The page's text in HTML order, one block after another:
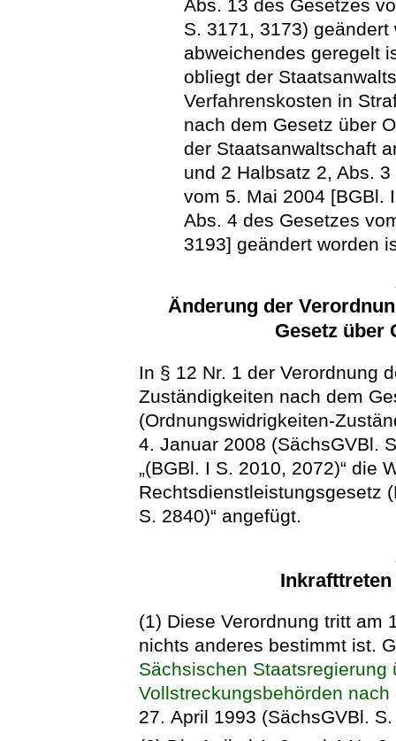
Abs. 13 des Gesetzes
S. 3171, 3173)
abweichendes geregelt
obliegt der
Verfahrenskosten in
nach dem Gesetz über
der Staatsanwaltschaft
und 2 Halbsatz 2, Abs.
vom 5. Mai 2004 [BGBl.
Abs. 4 des Gesetzes
3193] geändert worden
Änderung der
Gesetz über
In § 12 Nr. 1 der Verordnung
Zuständigkeiten nach dem
(Ordnungswidrigkeiten-
4. Januar 2008 (SächsGVBl.
„(BGBl. I S. 2010, 2072)“ die
Rechtsdienstleistungsgesetz
S. 2840)“ angefügt.
(1) Diese Verordnung tritt am
nichts anderes bestimmt ist.
Sächsischen
Vollstreckungsbehörden
27. April 1993 (SächsGVBl.